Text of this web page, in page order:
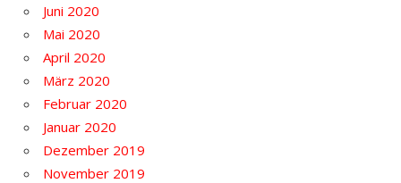
Juni 2020
Mai 2020
April 2020
März 2020
Februar 2020
Januar 2020
Dezember 2019
November 2019